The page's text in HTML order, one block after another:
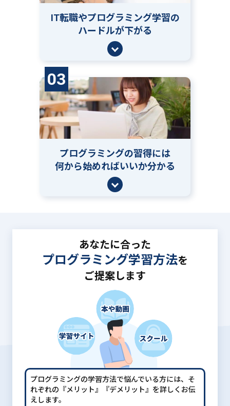
IT転職やプログラミング学習の
ハードルが下がる
03
プログラミングの習得には
何から始めればいいか分かる
あなたに合った
プログラミング学習方法を
ご提案します
プログラミングの学習方法で悩んでいる方には、 そ
れぞれの『メリット』『デメリット』を詳しくお伝
えします。